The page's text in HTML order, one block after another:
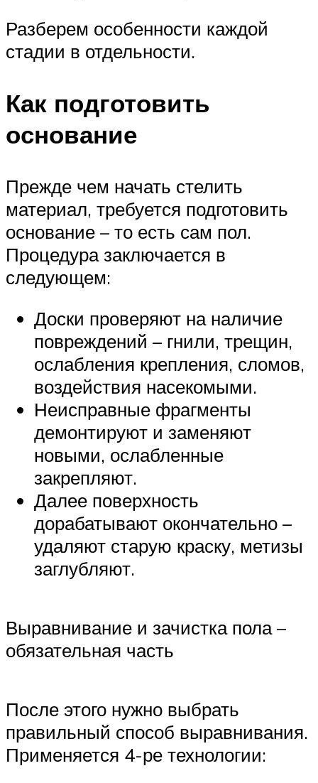
Разберем особенности каждой
стадии в отдельности.
Как подготовить
основание
Прежде чем начать стелить
материал, требуется подготовить
основание – то есть сам пол.
Процедура заключается в
следующем:
Доски проверяют на наличие
повреждений – гнили, трещин,
ослабления крепления, сломов,
воздействия насекомыми.
Неисправные фрагменты
демонтируют и заменяют
новыми, ослабленные
закрепляют.
Далее поверхность
дорабатывают окончательно –
удаляют старую краску, метизы
заглубляют.
Выравнивание и зачистка пола –
обязательная часть
После этого нужно выбрать
правильный способ выравнивания.
Применяется 4-ре технологии: